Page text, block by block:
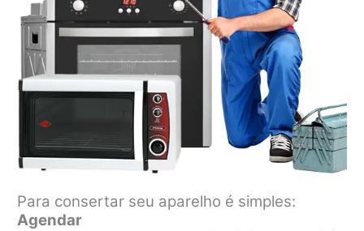
Para consertar seu aparelho é simples:
Agendar